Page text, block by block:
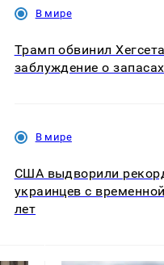
В мире
Трамп обвинил
заблуждение о
В мире
США выдворили
украинцев с
лет